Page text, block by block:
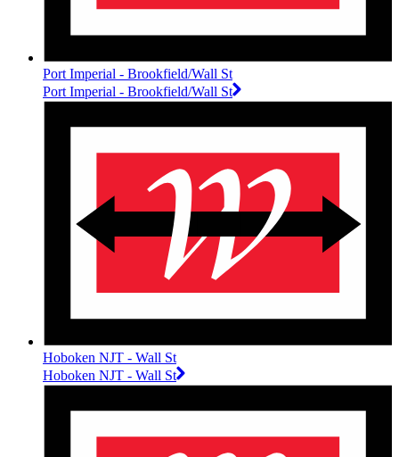
Port Imperial - Brookfield/Wall St
Port Imperial - Brookfield/Wall St
Hoboken NJT - Wall St
Hoboken NJT - Wall St